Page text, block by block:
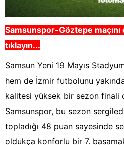
Samsunspor-Göztepe
tıklayın...
Samsun Yeni 19 Mayıs
hem de İzmir futbolunu
kalitesi yüksek bir sezon finali
Samsunspor, bu sezon
topladığı 48 puan sayesinde
oldukça konforlu bir 7.